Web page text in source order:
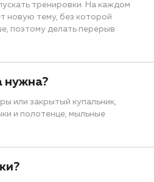
тренировки. На каждом
новую тему, без которой
поэтому делать перерыв
нужна?
или закрытый купальник,
и полотенце, мыльные